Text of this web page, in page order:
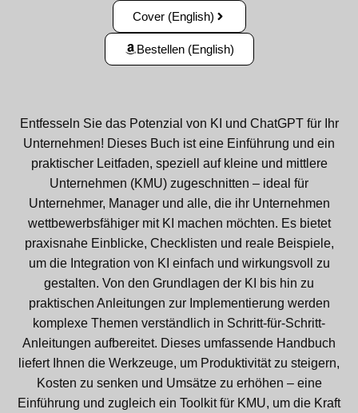
Cover (English)
Bestellen (English)
Entfesseln Sie das Potenzial von KI und ChatGPT für Ihr
Unternehmen! Dieses Buch ist eine Einführung und ein
praktischer Leitfaden, speziell auf kleine und mittlere
Unternehmen (KMU) zugeschnitten – ideal für
Unternehmer, Manager und alle, die ihr Unternehmen
wettbewerbsfähiger mit KI machen möchten. Es bietet
praxisnahe Einblicke, Checklisten und reale Beispiele,
um die Integration von KI einfach und wirkungsvoll zu
gestalten. Von den Grundlagen der KI bis hin zu
praktischen Anleitungen zur Implementierung werden
komplexe Themen verständlich in Schritt-für-Schritt-
Anleitungen aufbereitet. Dieses umfassende Handbuch
liefert Ihnen die Werkzeuge, um Produktivität zu steigern,
Kosten zu senken und Umsätze zu erhöhen – eine
Einführung und zugleich ein Toolkit für KMU, um die Kraft